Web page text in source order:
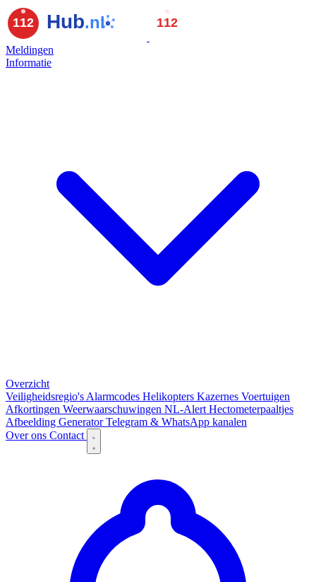
Meldingen
Informatie
Overzicht
Veiligheidsregio's Alarmcodes Helikopters Kazernes Voertuigen
Afkortingen Weerwaarschuwingen NL-Alert Hectometerpaaltjes
Afbeelding GeneratorTelegram & WhatsApp kanalen
Over ons Contact